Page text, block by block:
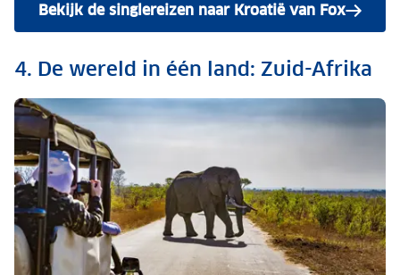
Bekijk de singlereizen naar Kroatië van Fox
4. De wereld in één land: Zuid-Afrika